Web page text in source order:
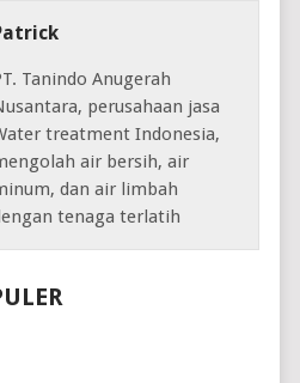
Tanindo Anugerah
perusahaan jasa
treatment Indonesia,
air bersih, air
dan air limbah
tenaga terlatih